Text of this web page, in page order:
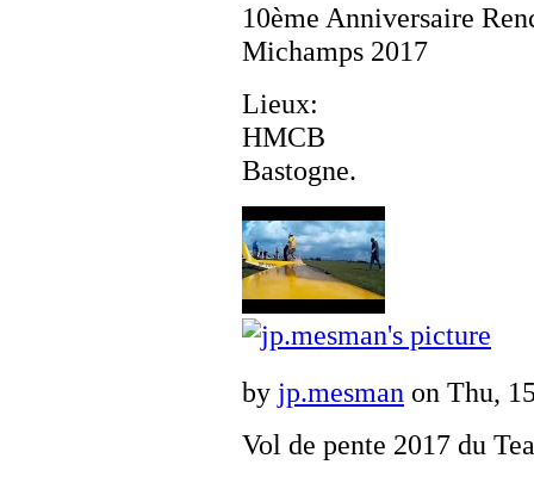
10ème Anniversaire
Michamps 2017
Lieux:
HMCB
Bastogne.
by jp.mesman on Thu,
Vol de pente 2017 du